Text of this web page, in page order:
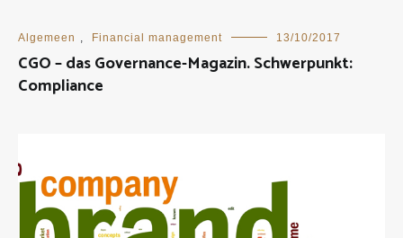
Algemeen , Financial management 13/10/2017
CGO – das Governance-Magazin. Schwerpunkt:
Compliance